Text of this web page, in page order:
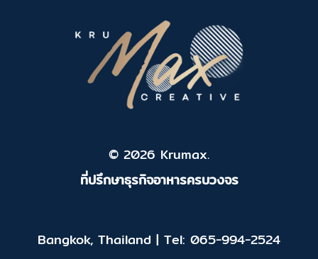
© 2026 Krumax.
ที่ปรึกษาธุรกิจอาหารครบวงจร
Bangkok, Thailand | Tel: 065-994-2524